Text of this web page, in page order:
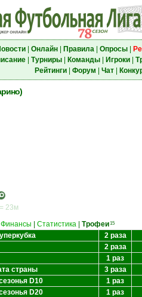
| Онлайн| Правила| Опросы|
| Турниры| Команды| Игроки|
Рейтинги| Форум Чат|
23м
Финансы Статистика Трофеи15
2 раза
2 раза
1 раз
страны
3 раза
D10
1 раз
D20
1 раз